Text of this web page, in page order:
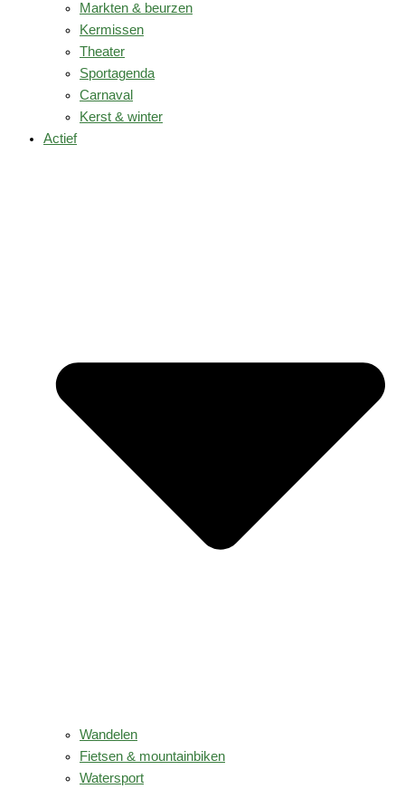
Markten & beurzen
Kermissen
Theater
Sportagenda
Carnaval
Kerst & winter
Actief
Wandelen
Fietsen & mountainbiken
Watersport